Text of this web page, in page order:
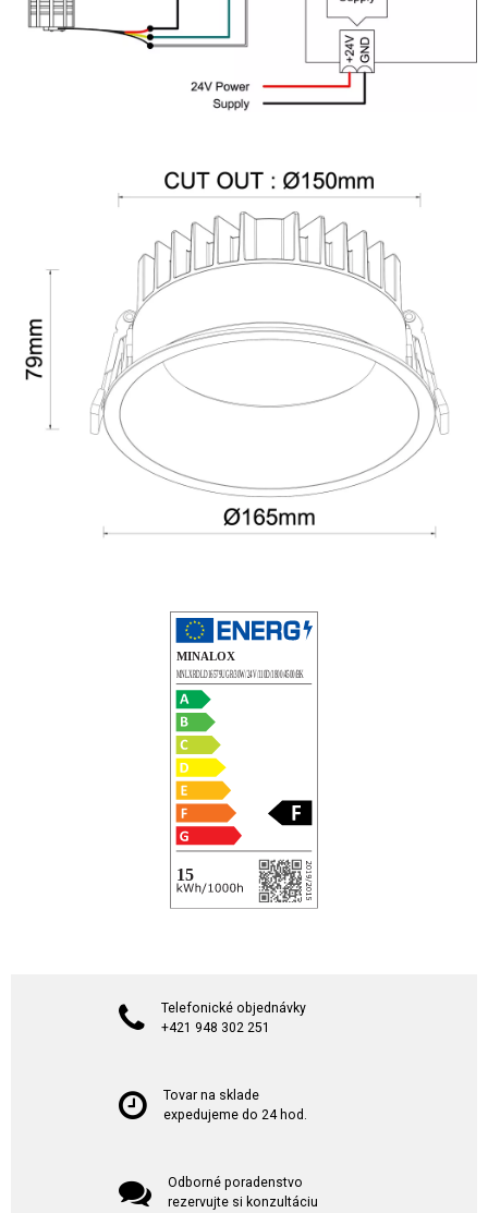
Telefonické objednávky
+421 948 302 251
Tovar na sklade
expedujeme do 24 hod.
Odborné poradenstvo
rezervujte si konzultáciu